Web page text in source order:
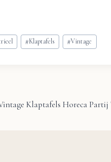
#Klaptafels #Vintage
Klaptafels Horeca Partij